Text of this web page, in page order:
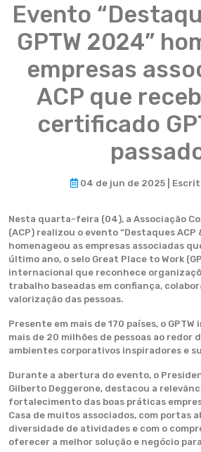
Evento
GPTW 2024”
empresas
ACP que
certificado
04 de jun de 2025 |
Nesta quarta-feira (04), a Associação
(ACP) realizou o evento “Destaques ACP
homenageou as empresas associadas
último ano, o selo Great Place to Work
internacional que reconhece
trabalho baseadas em confiança,
valorização das pessoas.
Presente em mais de 170 países, o
mais de 20 milhões de pessoas ao redor
ambientes corporativos inspiradores e
Durante a abertura do evento, o
Gilberto Deggerone, destacou a
fortalecimento das boas práticas
Casa de muitos associados, com portas
diversidade de atividades e com o
oferecer a melhor solução e negócio